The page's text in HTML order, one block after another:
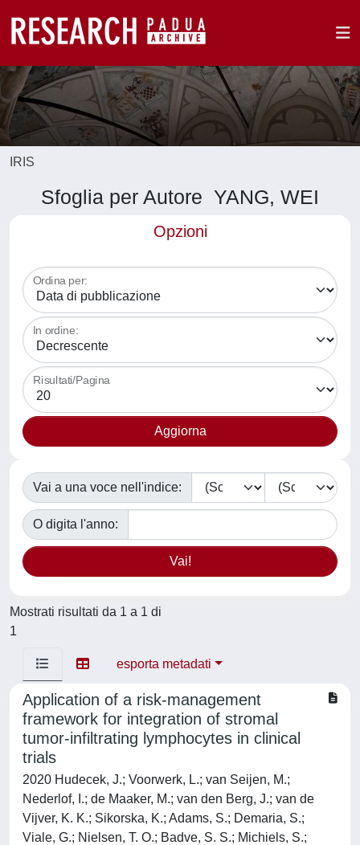
IRIS
Sfoglia per Autore YANG, WEI
Opzioni
Ordina per:
In ordine:
Risultati/Pagina
Vai a una voce nell'indice:
O digita l'anno:
Mostrati risultati da 1 a 1 di
1
esporta metadati
Application of a risk-management
framework for integration of stromal
tumor-infiltrating lymphocytes in clinical
trials
2020 Hudecek, J.; Voorwerk, L.; van Seijen, M.;
Nederlof, I.; de Maaker, M.; van den Berg, J.; van de
Vijver, K. K.; Sikorska, K.; Adams, S.; Demaria, S.;
Viale, G.; Nielsen, T. O.; Badve, S. S.; Michiels, S.;